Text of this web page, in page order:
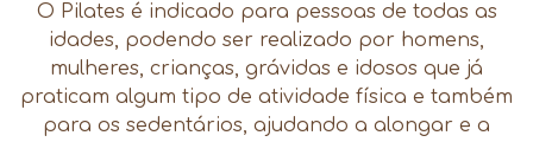
O Pilates é indicado para pessoas de todas as
idades, podendo ser realizado por homens,
mulheres, crianças, grávidas e idosos que já
praticam algum tipo de atividade física e também
para os sedentários, ajudando a alongar e a